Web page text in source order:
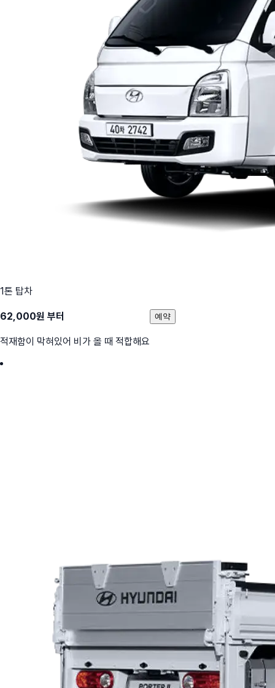
1톤 탑차
62,000원 부터
적재함이 막혀있어 비가 올 때 적합해요
예약